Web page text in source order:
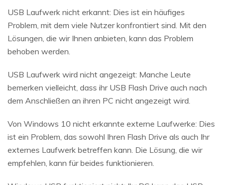
USB Laufwerk nicht erkannt: Dies ist ein häufiges
Problem, mit dem viele Nutzer konfrontiert sind. Mit den
Lösungen, die wir Ihnen anbieten, kann das Problem
behoben werden.
USB Laufwerk wird nicht angezeigt: Manche Leute
bemerken vielleicht, dass ihr USB Flash Drive auch nach
dem Anschließen an ihren PC nicht angezeigt wird.
Von Windows 10 nicht erkannte externe Laufwerke: Dies
ist ein Problem, das sowohl Ihren Flash Drive als auch Ihr
externes Laufwerk betreffen kann. Die Lösung, die wir
empfehlen, kann für beides funktionieren.